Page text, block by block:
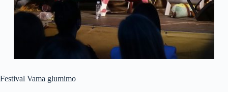
Festival Vama glumimo